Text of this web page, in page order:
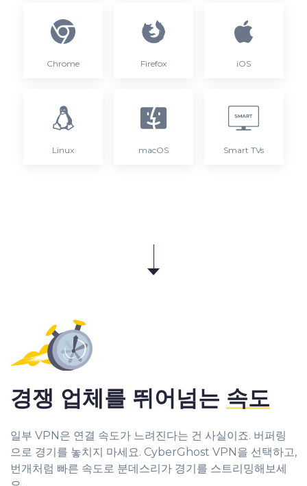
Chrome Firefox iOS
Linux macOS Smart TVs
경쟁 업체를 뛰어넘는 속도
일부 VPN은 연결 속도가 느려진다는 건 사실이죠. 버퍼링
으로 경기를 놓치지 마세요. CyberGhost VPN을 선택하고,
번개처럼 빠른 속도로 분데스리가 경기를 스트리밍해보세